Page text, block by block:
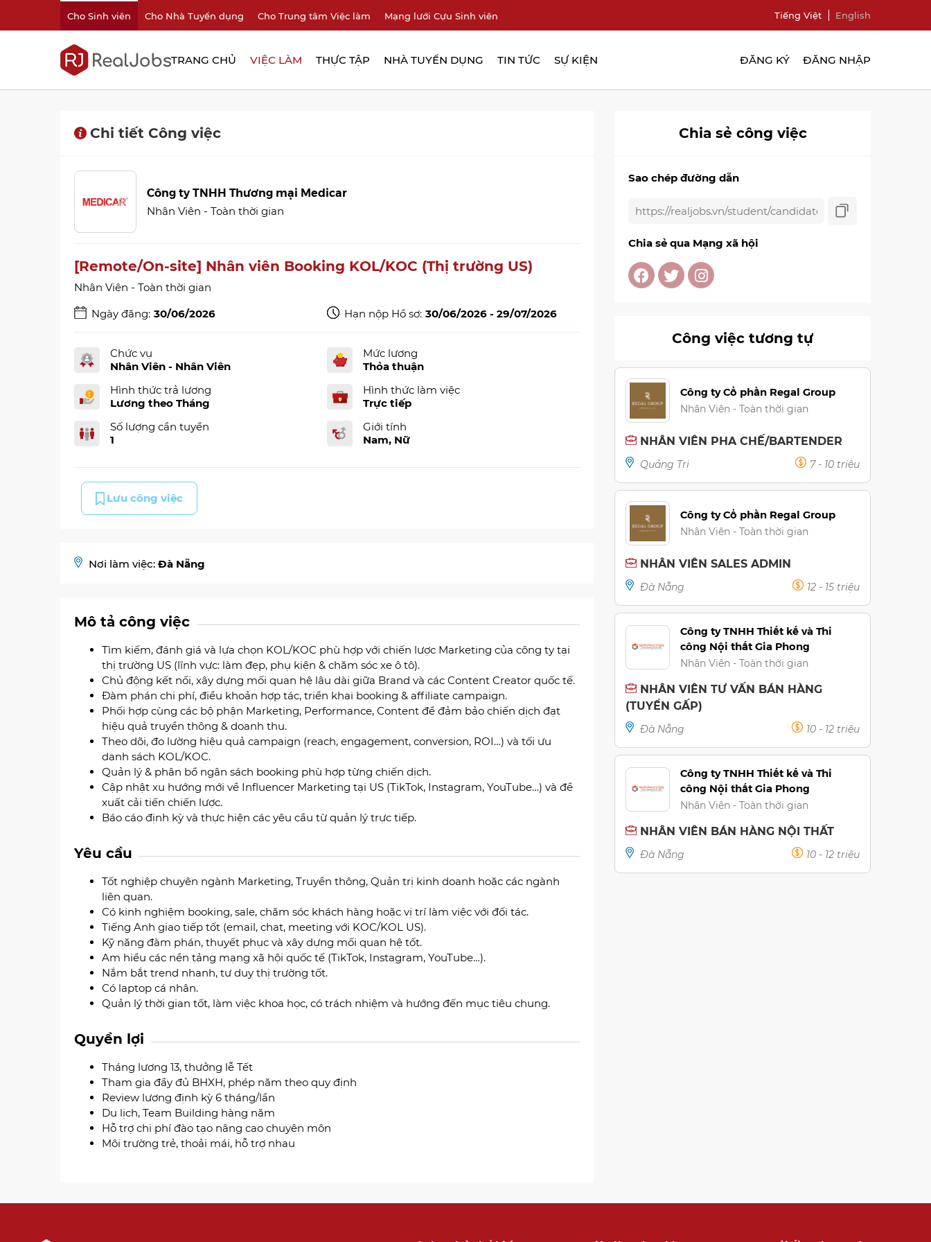
Cho Sinh viên Cho Nhà Tuyển dụng Cho Trung tâm Việc làm Mạng lưới Cựu Sinh viên Tiếng Việt English
TRANG CHỦ VIỆC LÀM THỰC TẬP NHÀ TUYỂN DỤNG TIN TỨC SỰ KIỆN ĐĂNG KÝ ĐĂNG NHẬP
Chi tiết Công việc
Công ty TNHH Thương mại Medicar
Nhân Viên - Toàn thời gian
[Remote/On-site] Nhân viên Booking KOL/KOC (Thị trường US)
Nhân Viên - Toàn thời gian
Ngày đăng: 30/06/2026 Hạn nộp Hồ sơ: 30/06/2026 - 29/07/2026
Chức vụ
Nhân Viên - Nhân Viên
Mức lương
Thỏa thuận
Hình thức trả lương
Lương theo Tháng
Hình thức làm việc
Trực tiếp
Số lượng cần tuyển
1
Giới tính
Nam, Nữ
Lưu công việc
Nơi làm việc: Đà Nẵng
Mô tả công việc
Tìm kiếm, đánh giá và lựa chọn KOL/KOC phù hợp với chiến lược Marketing của công ty tại
thị trường US (lĩnh vực: làm đẹp, phụ kiện & chăm sóc xe ô tô).
Chủ động kết nối, xây dựng mối quan hệ lâu dài giữa Brand và các Content Creator quốc tế.
Đàm phán chi phí, điều khoản hợp tác, triển khai booking & affiliate campaign.
Phối hợp cùng các bộ phận Marketing, Performance, Content để đảm bảo chiến dịch đạt
hiệu quả truyền thông & doanh thu.
Theo dõi, đo lường hiệu quả campaign (reach, engagement, conversion, ROI…) và tối ưu
danh sách KOL/KOC.
Quản lý & phân bổ ngân sách booking phù hợp từng chiến dịch.
Cập nhật xu hướng mới về Influencer Marketing tại US (TikTok, Instagram, YouTube…) và đề
xuất cải tiến chiến lược.
Báo cáo định kỳ và thực hiện các yêu cầu từ quản lý trực tiếp.
Yêu cầu
Tốt nghiệp chuyên ngành Marketing, Truyền thông, Quản trị kinh doanh hoặc các ngành
liên quan.
Có kinh nghiệm booking, sale, chăm sóc khách hàng hoặc vị trí làm việc với đối tác.
Tiếng Anh giao tiếp tốt (email, chat, meeting với KOC/KOL US).
Kỹ năng đàm phán, thuyết phục và xây dựng mối quan hệ tốt.
Am hiểu các nền tảng mạng xã hội quốc tế (TikTok, Instagram, YouTube…).
Nắm bắt trend nhanh, tư duy thị trường tốt.
Có laptop cá nhân.
Quản lý thời gian tốt, làm việc khoa học, có trách nhiệm và hướng đến mục tiêu chung.
Quyền lợi
Tháng lương 13, thưởng lễ Tết
Tham gia đầy đủ BHXH, phép năm theo quy định
Review lương định kỳ 6 tháng/lần
Du lịch, Team Building hàng năm
Hỗ trợ chi phí đào tạo nâng cao chuyên môn
Môi trường trẻ, thoải mái, hỗ trợ nhau
Chia sẻ công việc
Sao chép đường dẫn
Chia sẻ qua Mạng xã hội
Công việc tương tự
Công ty Cổ phần Regal Group
Nhân Viên - Toàn thời gian
NHÂN VIÊN PHA CHẾ/BARTENDER
Quảng Trị 7 - 10 triệu
Công ty Cổ phần Regal Group
Nhân Viên - Toàn thời gian
NHÂN VIÊN SALES ADMIN
Đà Nẵng 12 - 15 triệu
Công ty TNHH Thiết kế và Thi
công Nội thất Gia Phong
Nhân Viên - Toàn thời gian
NHÂN VIÊN TƯ VẤN BÁN HÀNG
(TUYỂN GẤP)
Đà Nẵng 10 - 12 triệu
Công ty TNHH Thiết kế và Thi
công Nội thất Gia Phong
Nhân Viên - Toàn thời gian
NHÂN VIÊN BÁN HÀNG NỘI THẤT
Đà Nẵng 10 - 12 triệu